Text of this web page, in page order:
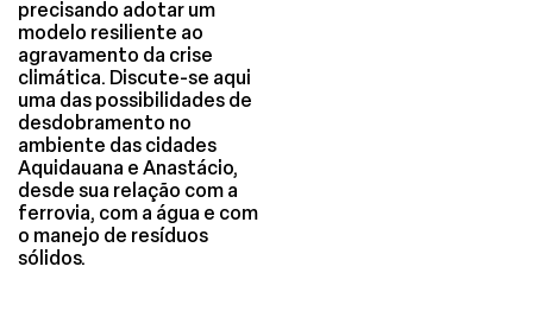
precisando adotar um
modelo resiliente ao
agravamento da crise
climática. Discute-se aqui
uma das possibilidades de
desdobramento no
ambiente das cidades
Aquidauana e Anastácio,
desde sua relação com a
ferrovia, com a água e com
o manejo de resíduos
sólidos.